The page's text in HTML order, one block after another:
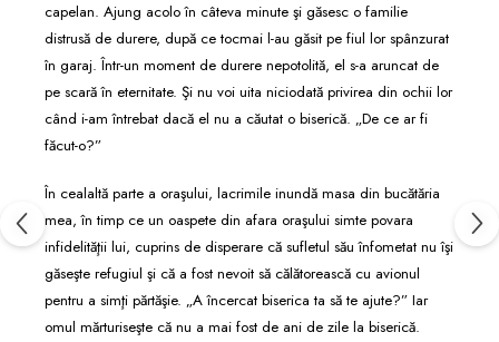
capelan. Ajung acolo în câteva minute şi găsesc o familie
distrusă de durere, după ce tocmai l-au găsit pe fiul lor spânzurat
în garaj. Într-un moment de durere nepotolită, el s-a aruncat de
pe scară în eternitate. Şi nu voi uita niciodată privirea din ochii lor
când i-am întrebat dacă el nu a căutat o biserică. „De ce ar fi
făcut-o?”
În cealaltă parte a oraşului, lacrimile inundă masa din bucătăria
mea, în timp ce un oaspete din afara oraşului simte povara
infidelităţii lui, cuprins de disperare că sufletul său înfometat nu îşi
găseşte refugiul şi că a fost nevoit să călătorească cu avionul
pentru a simţi părtăşie. „A încercat biserica ta să te ajute?” Iar
omul mărturiseşte că nu a mai fost de ani de zile la biserică.